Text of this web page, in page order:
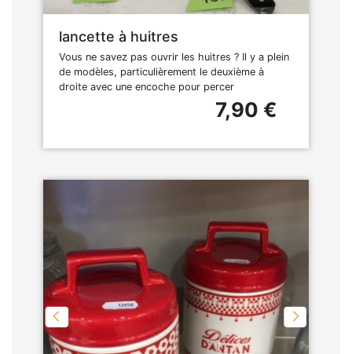
lancette à huitres
Vous ne savez pas ouvrir les huitres ? Il y a plein
de modèles, particulièrement le deuxième à
droite avec une encoche pour percer
7,90 €